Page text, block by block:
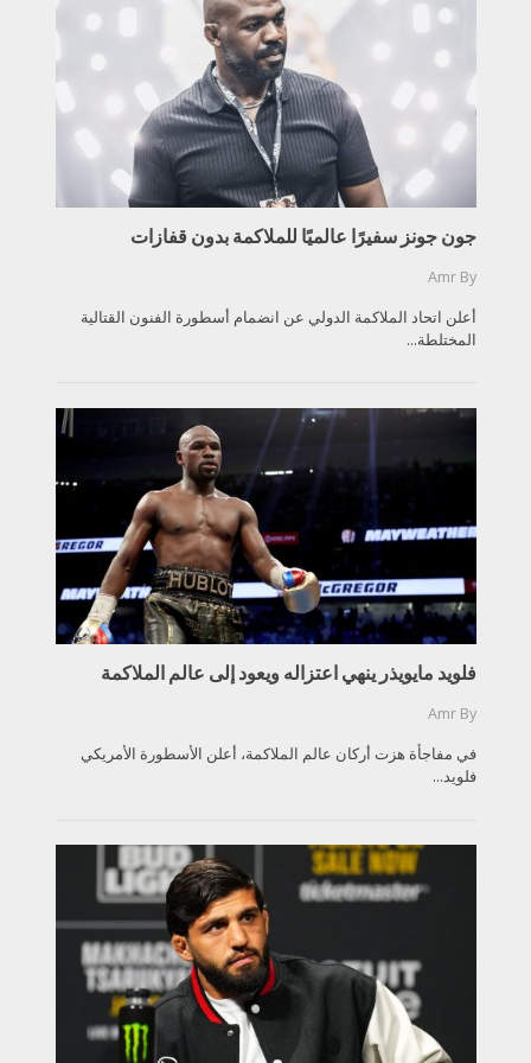
جون جونز سفيرًا عالميًا للملاكمة بدون قفازات
By
Amr
أعلن اتحاد الملاكمة الدولي عن انضمام أسطورة الفنون القتالية
المختلطة...
فلويد مايويذر ينهي اعتزاله ويعود إلى عالم الملاكمة
By
Amr
في مفاجأة هزت أركان عالم الملاكمة، أعلن الأسطورة الأمريكي
فلويد...